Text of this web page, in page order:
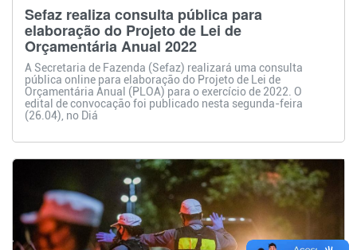
Sefaz realiza consulta pública para
elaboração do Projeto de Lei de
Orçamentária Anual 2022
A Secretaria de Fazenda (Sefaz) realizará uma consulta
pública online para elaboração do Projeto de Lei de
Orçamentária Anual (PLOA) para o exercício de 2022. O
edital de convocação foi publicado nesta segunda-feira
(26.04), no Diá